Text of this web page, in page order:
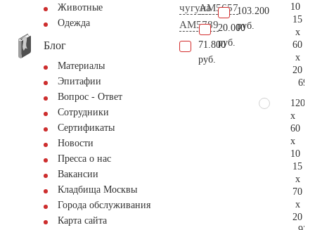
Животные
Одежда
Блог
Материалы
Эпитафии
Вопрос - Ответ
Сотрудники
Сертификаты
Новости
Пресса о нас
Вакансии
Кладбища Москвы
Города обслуживания
Карта сайта
чугуна
AM5789
71.800
руб.
AM5657
20.000
руб.
103.200
руб.
10
15
x
60
x
20
120
x
60
x
10
15
x
70
x
20